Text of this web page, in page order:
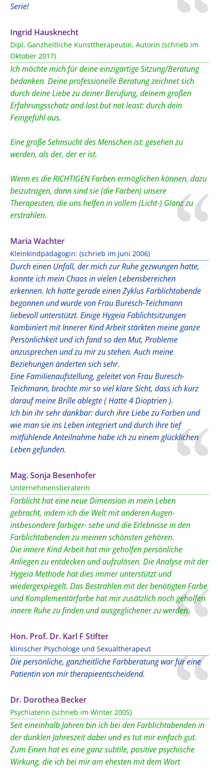
Serie!
Ingrid Hausknecht
Dipl. Ganzheitliche Kunsttherapeutin, Autorin (schrieb im
Oktober 2017)
Ich möchte mich für deine einzigartige Sitzung/Beratung
bedanken. Deine professionelle Beratung zeichnet sich
durch deine Liebe zu deiner Berufung, deinem großen
Erfahrungsschatz and last but not least: durch dein
Feingefühl aus.
Eine große Sehnsucht des Menschen ist: gesehen zu
werden, als der, der er ist.
Wenn es die RICHTIGEN Farben ermöglichen können, dazu
beizutragen, dann sind sie (die Farben) unsere
Therapeuten, die uns helfen in vollem (Licht-) Glanz zu
erstrahlen.
Maria Wachter
Kleinkindpädagogin: (schrieb im Juni 2006)
Durch einen Unfall, der mich zur Ruhe gezwungen hatte,
konnte ich mein Chaos in vielen Lebensbereichen
erkennen. Ich hatte gerade einen Zyklus Farblichtabende
begonnen und wurde von Frau Buresch-Teichmann
liebevoll unterstützt. Einige Hygeia Fablichtsitzungen
kombiniert mit Innerer Kind Arbeit stärkten meine ganze
Persönlichkeit und ich fand so den Mut, Probleme
anzusprechen und zu mir zu stehen. Auch meine
Beziehungen änderten sich sehr.
Eine Familienaufstellung, geleitet von Frau Buresch-
Teichmann, brachte mir so viel klare Sicht, dass ich kurz
darauf meine Brille ablegte ( Hatte 4 Dioptrien ).
Ich bin ihr sehr dankbar: durch ihre Liebe zu Farben und
wie man sie ins Leben integriert und durch ihre tief
mitfühlende Anteilnahme habe ich zu einem glücklichen
Leben gefunden.
Mag. Sonja Besenhofer
Unternehmensberaterin
Farblicht hat eine neue Dimension in mein Leben
gebracht, indem ich die Welt mit anderen Augen-
insbesondere farbiger- sehe und die Erlebnisse in den
Farblichtabenden zu meinen schönsten gehören.
Die innere Kind Arbeit hat mir geholfen persönliche
Anliegen zu entdecken und aufzulösen. Die Analyse mit der
Hygeia Methode hat dies immer unterstützt und
wiedergespiegelt. Das Bestrahlen mit der benötigten Farbe
und Komplementärfarbe hat mir zusätzlich noch geholfen
innere Ruhe zu finden und ausgeglichener zu werden.
Hon. Prof. Dr. Karl F Stifter
klinischer Psychologe und Sexualtherapeut
Die persönliche, ganzheitliche Farbberatung war für eine
Patientin von mir therapieentscheidend.
Dr. Dorothea Becker
Psychiaterin (schrieb im Winter 2005)
Seit eineinhalb Jahren bin ich bei den Farblichtabenden in
der dunklen Jahreszeit dabei und es tut mir einfach gut.
Zum Einen hat es eine ganz subtile, positive psychische
Wirkung, die ich bei mir am ehesten mit dem Wort